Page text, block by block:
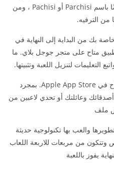
تشبه لعبة Parcheesi ، المعروفة أيضًا باسم Parchisi أو Pachisi ، ومن
من الترفيه.
بك من البداية إلى النهاية في
متاح على متجر جوجل بلاي. ما
بالنسبة لمستخدمي iOS ، التطبيق متاح في Apple App Store. بمجرد
وعائلتك أو تحدي لاعبين من
ملف
والعب بها تكنولوجية حديثة
وتتكون من مربعات للاربعة اللعاب
يفوز باللعبة